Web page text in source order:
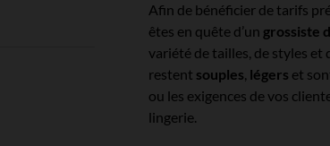
Afin de bénéficier de tarifs
êtes en quête d’un grossiste
variété de tailles, de styles et
restent souples, légers et
ou les exigences de vos
lingerie.